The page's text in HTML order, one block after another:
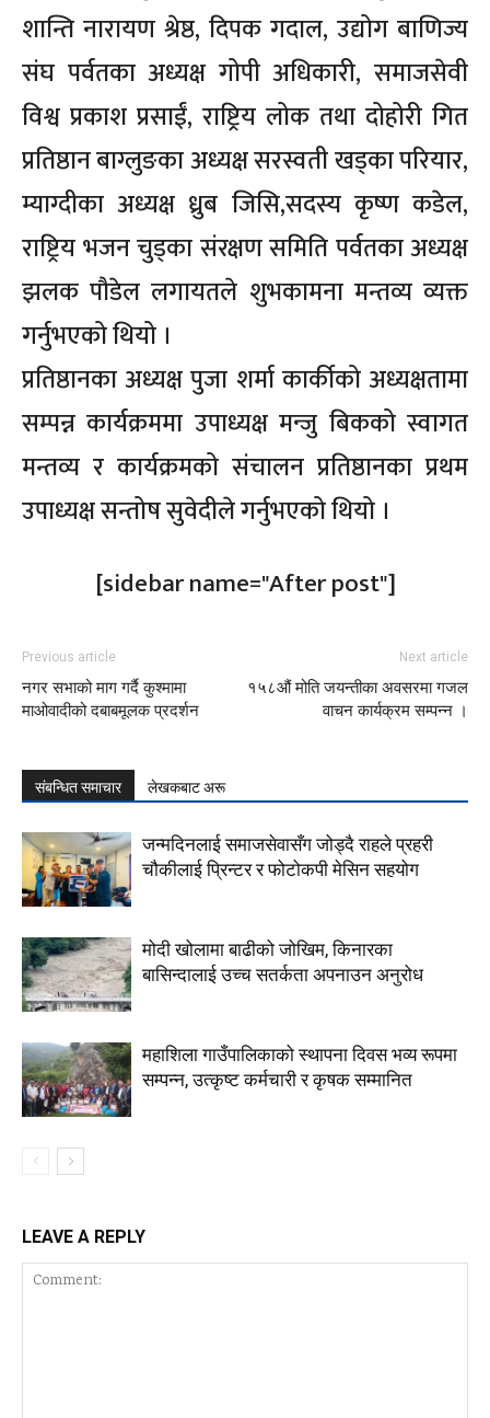
शान्ति नारायण श्रेष्ठ, दिपक गदाल, उद्योग बाणिज्य
संघ पर्वतका अध्यक्ष गोपी अधिकारी, समाजसेवी
विश्व प्रकाश प्रसाईं, राष्ट्रिय लोक तथा दोहोरी गित
प्रतिष्ठान बाग्लुङका अध्यक्ष सरस्वती खड्का परियार,
म्याग्दीका अध्यक्ष ध्रुब जिसि,सदस्य कृष्ण कडेल,
राष्ट्रिय भजन चुड्का संरक्षण समिति पर्वतका अध्यक्ष
झलक पौडेल लगायतले शुभकामना मन्तव्य व्यक्त
गर्नुभएको थियो ।
प्रतिष्ठानका अध्यक्ष पुजा शर्मा कार्कीको अध्यक्षतामा
सम्पन्न कार्यक्रममा उपाध्यक्ष मन्जु बिकको स्वागत
मन्तव्य र कार्यक्रमको संचालन प्रतिष्ठानका प्रथम
उपाध्यक्ष सन्तोष सुवेदीले गर्नुभएको थियो ।
[sidebar name="After post"]
Previous article
नगर सभाको माग गर्दै कुश्मामा
माओवादीको दबाबमूलक प्रदर्शन
Next article
१५८औं मोति जयन्तीका अवसरमा गजल
वाचन कार्यक्रम सम्पन्न ।
संबन्धित समाचार लेखकबाट अरू
जन्मदिनलाई समाजसेवासँग जोड्दै राहले प्रहरी
चौकीलाई प्रिन्टर र फोटोकपी मेसिन सहयोग
मोदी खोलामा बाढीको जोखिम, किनारका
बासिन्दालाई उच्च सतर्कता अपनाउन अनुरोध
महाशिला गाउँपालिकाको स्थापना दिवस भव्य रूपमा
सम्पन्न, उत्कृष्ट कर्मचारी र कृषक सम्मानित
LEAVE A REPLY